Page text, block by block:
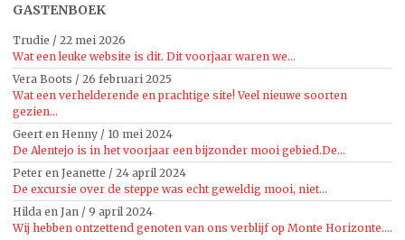
GASTENBOEK
Trudie / 22 mei 2026
Wat een leuke website is dit. Dit voorjaar waren we...
Vera Boots / 26 februari 2025
Wat een verhelderende en prachtige site! Veel nieuwe soorten
gezien...
Geert en Henny / 10 mei 2024
De Alentejo is in het voorjaar een bijzonder mooi gebied.De...
Peter en Jeanette / 24 april 2024
De excursie over de steppe was echt geweldig mooi, niet...
Hilda en Jan / 9 april 2024
Wij hebben ontzettend genoten van ons verblijf op Monte Horizonte....